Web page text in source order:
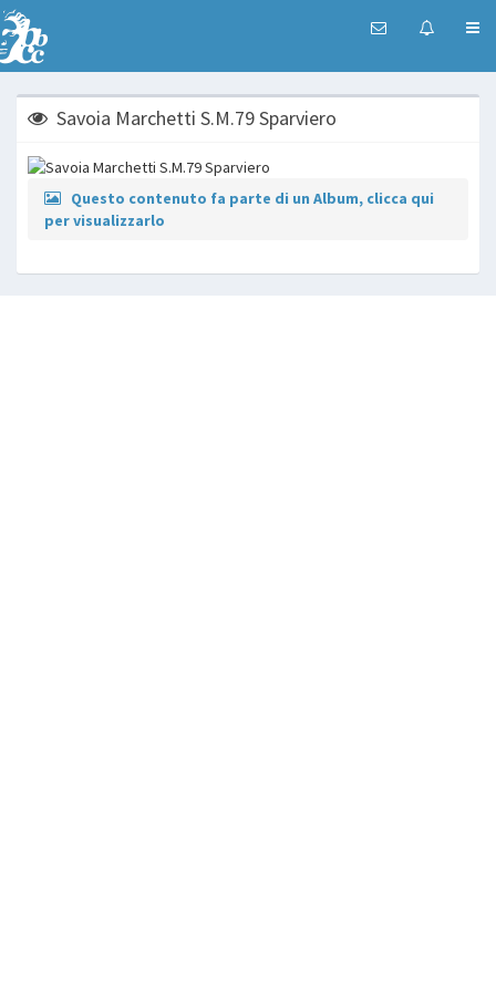
Savoia Marchetti S.M.79 Sparviero
Questo contenuto fa parte di un Album, clicca qui
per visualizzarlo